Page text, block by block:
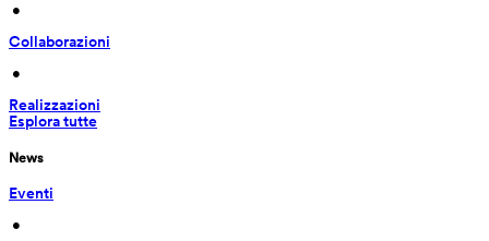
•
Collaborazioni
•
Realizzazioni
Esplora tutte
News
Eventi
•